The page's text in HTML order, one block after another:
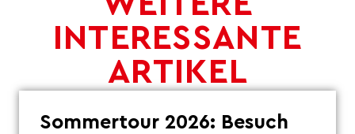
INTERESSANTE
ARTIKEL
Sommertour 2026: Besuch